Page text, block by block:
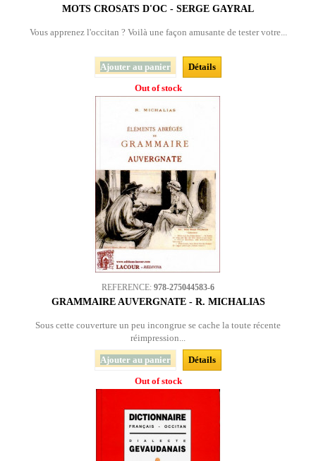
MOTS CROSATS D'OC - SERGE GAYRAL
Vous apprenez l'occitan ? Voilà une façon amusante de tester votre...
Ajouter au panier
Détails
Out of stock
REFERENCE: 978-275044583-6
GRAMMAIRE AUVERGNATE - R. MICHALIAS
Sous cette couverture un peu incongrue se cache la toute récente
réimpression...
Ajouter au panier
Détails
Out of stock